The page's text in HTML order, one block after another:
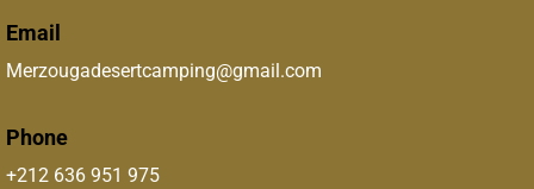
Email
Merzougadesertcamping@gmail.com
Phone
+212 636 951 975